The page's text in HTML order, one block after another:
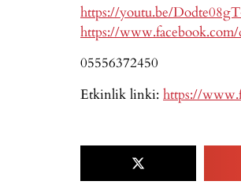
https://youtu.be/
https://www.facebook.com/
05556372450
Etkinlik linki: https://